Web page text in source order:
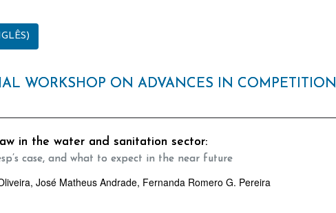
WORKSHOP ON ADVANCES IN COMPETITION
in the water and sanitation sector:
case, and what to expect in the near future
José Matheus Andrade, Fernanda Romero G. Pereira